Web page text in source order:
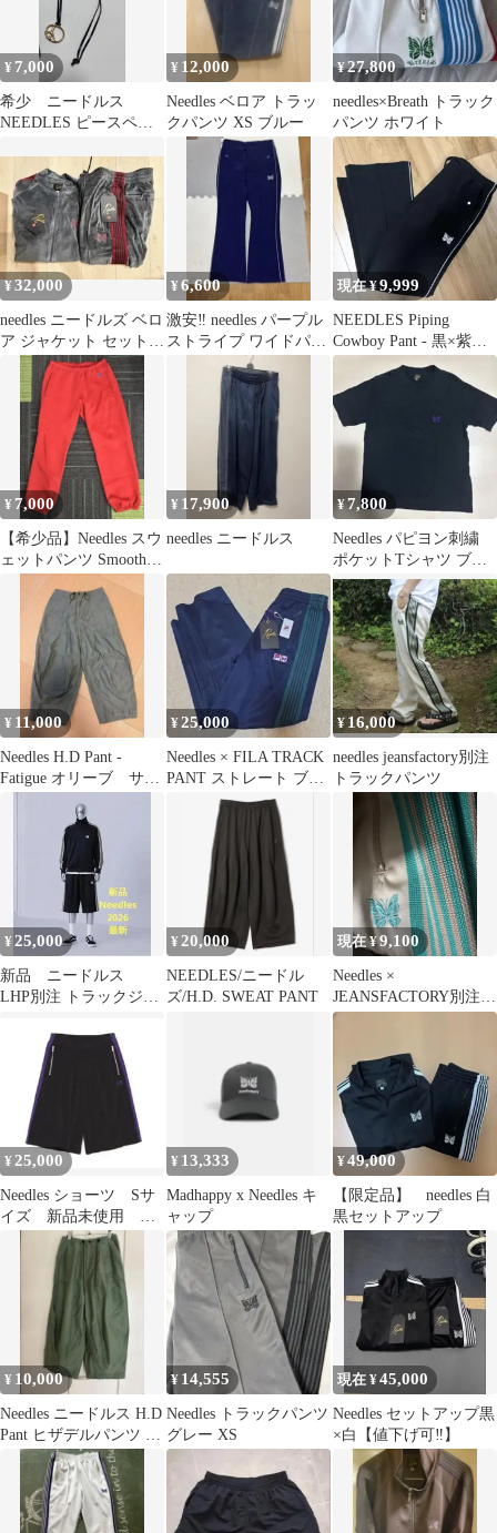
¥ 7,000
希少 ニードルス
NEEDLES ピースペン
PENDANT
¥ 12,000
Needles ベロア トラッ
クパンツ XS ブルー
¥27,800
needles×Breath トラック
パンツ ホワイト
¥32,000
needles ニードルズ ベロ
ア ジャケット セットア
ップ watson着用
¥6,600
激安‼️ needles パープル
ストライプ ワイドパン
ツ 最終値下げ
現在 ¥9,999
NEEDLES Piping
Cowboy Pant - 黒×紫ピ
ンク
¥ 7,000
【希少品】Needles スウ
ェットパンツ Smooth
¥ 17,900
needles ニードルス
¥7,800
Needles パピヨン刺繍
ポケットTシャツ ブラ
ック
¥ 11,000
Needles H.D Pant -
Fatigue オリーブ サイ
¥25,000
Needles × FILA TRACK
PANT ストレート ブル
¥ 16,000
needles jeansfactory別注
トラックパンツ
¥25,000
新品 ニードルス
LHP別注 トラックジャ
¥20,000
NEEDLES/ニードル
ズ/H.D. SWEAT PANT
現在 ¥9,100
Needles ×
JEANSFACTORY別注
トラックパンツ
¥ 25,000
Needles ショーツ Sサ
イズ 新品未使用 タ
¥ 13,333
Madhappy x Needles キ
ャップ
¥49,000
【限定品】 needles 白
黒セットアップ
¥ 10,000
Needles ニードルス H.D
Pant ヒザデルパンツ サ
イズ1 オリーブ
¥ 14,555
Needles トラックパンツ
グレー XS
現在 ¥45,000
Needles セットアップ黒
×白【値下げ可‼️】